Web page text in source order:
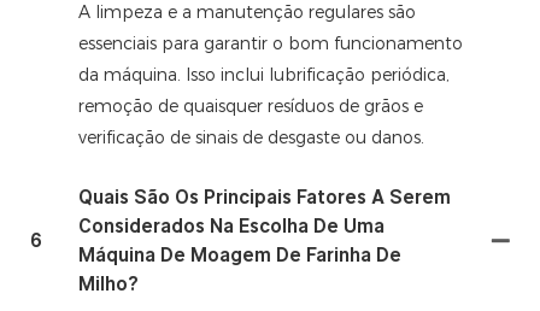
A limpeza e a manutenção regulares são
essenciais para garantir o bom funcionamento
da máquina. Isso inclui lubrificação periódica,
remoção de quaisquer resíduos de grãos e
verificação de sinais de desgaste ou danos.
6
Quais São Os Principais Fatores A Serem
Considerados Na Escolha De Uma
Máquina De Moagem De Farinha De
Milho?